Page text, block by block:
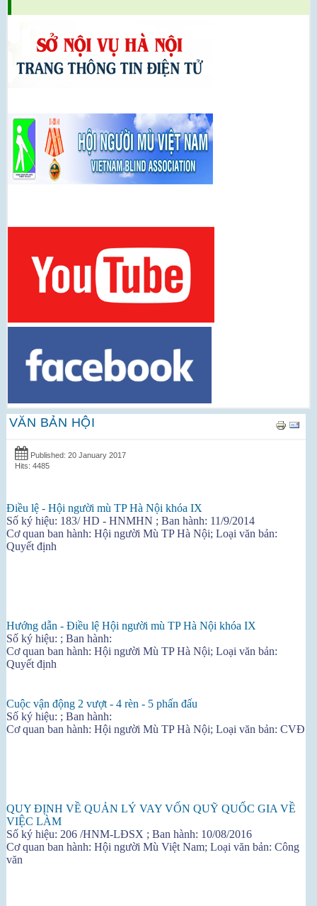
VĂN BẢN HỘI
Published: 20 January 2017
Hits: 4485
Điều lệ - Hội người mù TP Hà Nội khóa IX
Số ký hiệu: 183/ HD - HNMHN ; Ban hành: 11/9/2014
Cơ quan ban hành: Hội người Mù TP Hà Nội; Loại văn bản:
Quyết định
Hướng dẫn - Điều lệ Hội người mù TP Hà Nội khóa IX
Số ký hiệu: ; Ban hành:
Cơ quan ban hành: Hội người Mù TP Hà Nội; Loại văn bản:
Quyết định
Cuộc vận động 2 vượt - 4 rèn - 5 phấn đấu
Số ký hiệu: ; Ban hành:
Cơ quan ban hành: Hội người Mù TP Hà Nội; Loại văn bản: CVĐ
QUY ĐỊNH VỀ QUẢN LÝ VAY VỐN QUỸ QUỐC GIA VỀ
VIỆC LÀM
Số ký hiệu: 206 /HNM-LĐSX ; Ban hành: 10/08/2016
Cơ quan ban hành: Hội người Mù Việt Nam; Loại văn bản: Công
văn